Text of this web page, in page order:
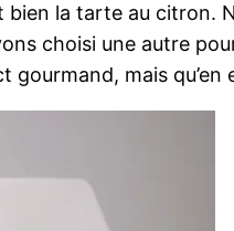
bien la tarte au
choisi une autre
mais qu’en